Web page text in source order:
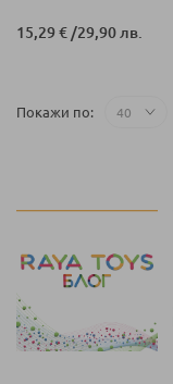
15,29 €/29,90 лв.
Покажи по